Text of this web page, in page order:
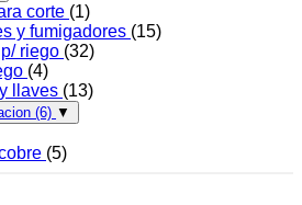
corte (1)
y fumigadores (15)
riego (32)
(4)
llaves (13)
(6) ▼
(5)